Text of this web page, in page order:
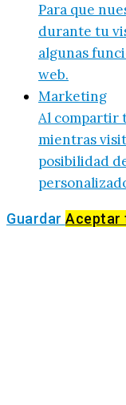
Para que
durante tu
algunas
web.
Marketing
Al compartir
mientras
posibilidad
Guardar Aceptar